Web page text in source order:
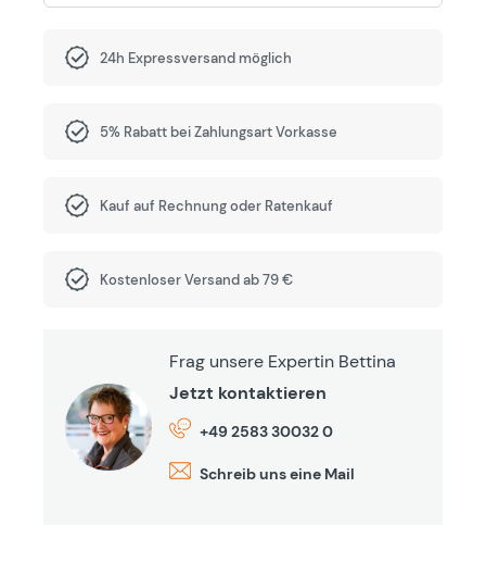
24h Expressversand möglich
5% Rabatt bei Zahlungsart Vorkasse
Kauf auf Rechnung oder Ratenkauf
Kostenloser Versand ab 79 €
Frag unsere Expertin Bettina
Jetzt kontaktieren
+49 2583 30032 0
Schreib uns eine Mail